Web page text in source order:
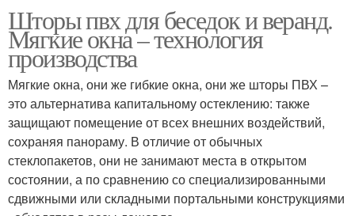
Шторы пвх для беседок и веранд.
Мягкие окна – технология
производства
Мягкие окна, они же гибкие окна, они же шторы ПВХ –
это альтернатива капитальному остеклению: также
защищают помещение от всех внешних воздействий,
сохраняя панораму. В отличие от обычных
стеклопакетов, они не занимают места в открытом
состоянии, а по сравнению со специализированными
сдвижными или складными портальными конструкциями